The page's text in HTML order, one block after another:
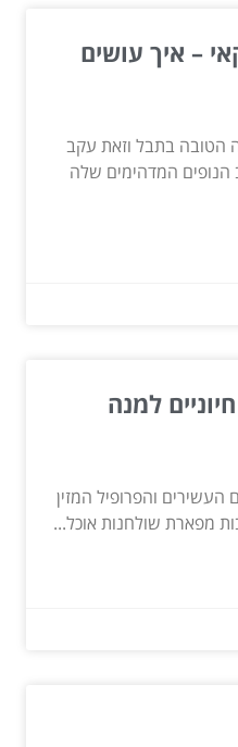
– איך עושים
הטובה בתבל וזאת עקב
המדהימים שלה
למנה
והפרופיל המזין
מפארת שולחנות אוכל...